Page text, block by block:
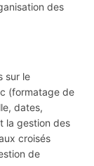
des
sur le
(formatage de
dates,
la gestion des
croisés
de